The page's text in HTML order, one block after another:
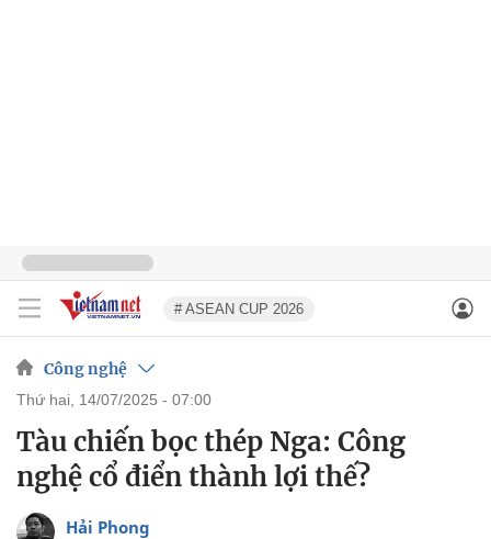
# ASEAN CUP 2026
Công nghệ
thứ hai, 14/07/2025 - 07:00
Tàu chiến bọc thép Nga: Công
nghệ cổ điển thành lợi thế?
Hải Phong